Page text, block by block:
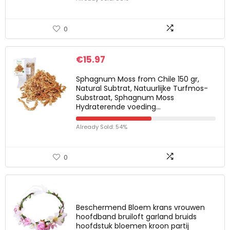
0
€15.97
Sphagnum Moss from Chile 150 gr,
Natural Subtrat, Natuurlijke Turfmos-
Substraat, Sphagnum Moss
Hydraterende voeding…
Already Sold: 54%
0
Beschermend Bloem krans vrouwen
hoofdband bruiloft garland bruids
hoofdstuk bloemen kroon partij